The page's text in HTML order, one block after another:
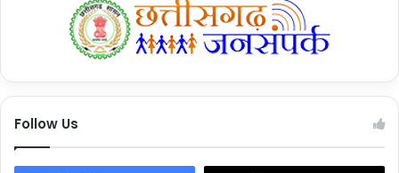
Follow Us